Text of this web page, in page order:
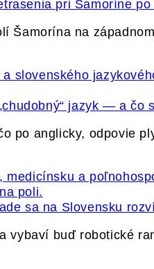
pri Šamoríne
Šamorína na
jazyk — a čo
po anglicky, odpovie
sa na Slovensku
vybaví buď robotické